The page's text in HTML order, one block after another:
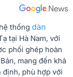
thống dàn
tại Hà Nam, với
phối ghép hoàn
mang đến khả
định, phù hợp với